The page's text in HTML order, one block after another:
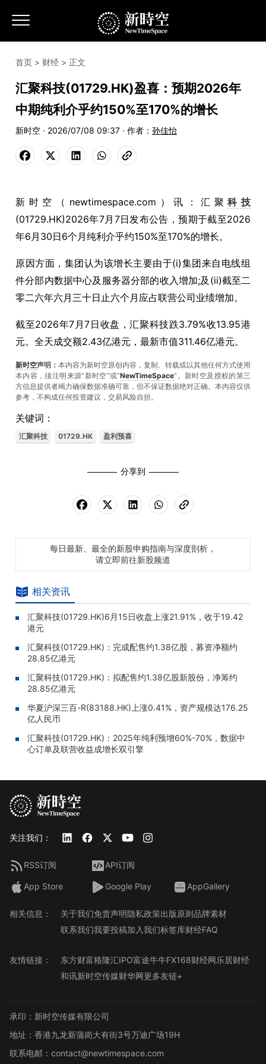
首页 > 财经 > 正文
汇聚科技(01729.HK)盈喜：预期2026年
中期纯利介乎约150%至170%的增长
新时空 · 2026/07/08 09:37 · 作者： 孙佳怡
新时空（newtimespace.com）讯：汇聚科技
(01729.HK)2026年7月7日发布公告，预期于截至2026
年6月30日6个月纯利介乎约150%至170%的增长。
原因方面，集团认为该增长主要由于(i)集团来自电线组
件分部内数据中心及服务器分部的收入增加;及(ii)截至二
零二六年六月三十日止六个月应占联营公司业绩增加。
截至2026年7月7日收盘，汇聚科技跌3.79%收13.95港
元。全天成交额2.43亿港元，最新市值311.46亿港元。
新时空声明： 本内容为新时空原创内容，复制、转载或以其他任何方式使用
本内容，须注明来源“新时空”或“NewTimeSpace”。新时空及授权的第三
方信息提供者竭力确保数据准确可靠，但不保证数据绝对正确。本內容仅供
参考，不构成任何投资建议，交易风险自担。
关键词：
汇聚科技 01729.HK 盈利预喜
分享到
每日最新、最全的新股申购指南与深度剖析，
请立即前往新股频道
相关资讯
汇聚科技(01729.HK)6月15日收盘上涨21.91%，收于19.42
港元
汇聚科技(01729.HK)：完成配售约1.38亿股，募资净额约
28.85亿港元
汇聚科技(01729.HK)：拟配售约1.38亿股新股份，净筹约
28.85亿港元
华夏沪深三百-R(83188.HK)上涨0.41%，资产规模达176.25
亿人民币
汇聚科技(01729.HK)：2025年纯利预增60%-70%，数据中
心订单及联营收益成增长双引擎
关注我们：
RSS订阅 API订阅
App Store Google Play AppGallery
相关信息： 关于我们免责声明隐私政策出版原则品牌素材
联系我们我要投稿加入我们标签库财经FAQ
友情链接： 东方财富格隆汇IPO富途牛牛FX168财经网乐居财经
和讯新时空传媒财华网更多友链+
承印：新时空传媒有限公司
地址：香港九龙新蒲岗大有街3号万迪广场19H
联系电邮：contact@newtimespace.com